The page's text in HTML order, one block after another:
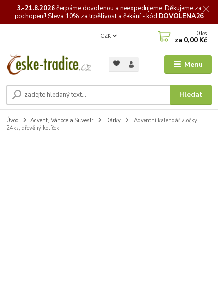
3.-21.8.2026čerpámedovolenou a neexpedujeme. Děkujeme za
pochopení! Sleva 10% za trpělivost a čekání - kód DOVOLENA26
Menu
CZK
Hledat
0 ks
za 0,00 Kč
Úvod Advent, Vánoce a Silvestr Dárky
Adventní kalendář vločky
24ks, dřevěný kolíček